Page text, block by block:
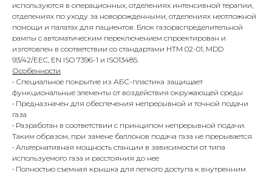
используются в операционных, отделениях интенсивной терапии,
отделениях по уходу за новорожденными, отделениях неотложной
помощи и палатах для пациентов. Блок газораспределительной
рампы с автоматическим переключением спроектирован и
изготовлен в соответствии со стандартами HTM 02-01, MDD
93/42/EEC, EN ISO 7396-1 и ISO13485.
Особенности
• Специальное покрытие из АБС-пластика защищает
функциональные элементы от воздействия окружающей среды
• Предназначен для обеспечения непрерывной и точной подачи
газа
• Разработан в соответствии с принципом непрерывной подачи.
Таким образом, при замене баллонов подача газа не прерывается.
• Альтернативная мощность станции в зависимости от типа
используемого газа и расстояния до нее
• Полностью съемная крышка для легкого доступа к внутренним